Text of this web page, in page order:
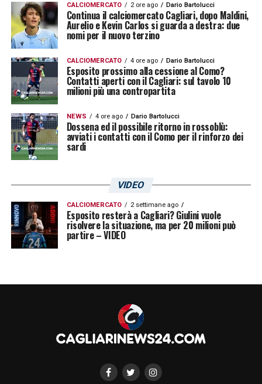
CALCIOMERCATO 2 ore ago Dario Bartolucci
Continua il calciomercato Cagliari, dopo Maldini,
Aurelio e Kevin Carlos si guarda a destra: due
nomi per il nuovo terzino
CALCIOMERCATO 4 ore ago Dario Bartolucci
Esposito prossimo alla cessione al Como?
Contatti aperti con il Cagliari: sul tavolo 10
milioni più una contropartita
NEWS 4 ore ago Dario Bartolucci
Dossena ed il possibile ritorno in rossoblù:
avviati i contatti con il Como per il rinforzo dei
sardi
VIDEO
CALCIOMERCATO 2 settimane ago
Esposito resterà a Cagliari? Giulini vuole
risolvere la situazione, ma per 20 milioni può
partire – VIDEO